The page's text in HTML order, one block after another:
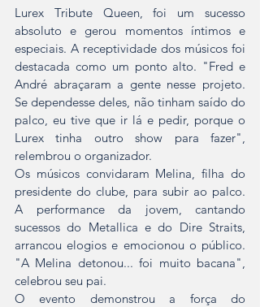
Lurex Tribute Queen, foi um sucesso
absoluto e gerou momentos íntimos e
especiais. A receptividade dos músicos foi
destacada como um ponto alto. "Fred e
André abraçaram a gente nesse projeto.
Se dependesse deles, não tinham saído do
palco, eu tive que ir lá e pedir, porque o
Lurex tinha outro show para fazer",
relembrou o organizador.
Os músicos convidaram Melina, filha do
presidente do clube, para subir ao palco.
A performance da jovem, cantando
sucessos do Metallica e do Dire Straits,
arrancou elogios e emocionou o público.
"A Melina detonou... foi muito bacana",
celebrou seu pai.
O evento demonstrou a força do